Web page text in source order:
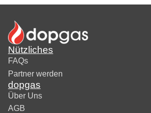
Nützliches
FAQs
Partner werden
dopgas
Über Uns
AGB